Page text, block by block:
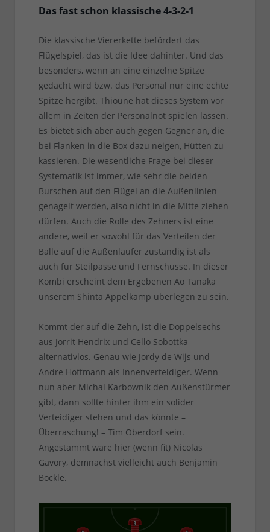
Das fast schon klassische 4-3-2-1
Die klassische Viererkette befördert das
Flügelspiel, das ist die Idee dahinter. Und das
besonders, wenn an eine einzelne Spitze
gedacht wird bzw. das Personal nur eine echte
Spitze hergibt. Thioune hat dieses System vor
allem in Zeiten der Personalnot spielen lassen.
Es bietet sich aber auch gegen Gegner an, die
bei Flanken in die Box dazu neigen, Hütten zu
kassieren. Die wesentliche Frage bei dieser
Systematik ist immer, wie sehr die beiden
Burschen auf den Flügel an die Außenlinien
genagelt werden, also nicht in die Mitte ziehen
dürfen. Auch die Rolle des Zehners ist eine
andere, weil er sowohl für das Verteilen der
Bälle auf die Außenläufer zuständig ist als
auch für Steilpässe und Fernschüsse. In dieser
Kombi erscheint dem Ergebenen Ao Tanaka
unserem Shinta Appelkamp überlegen zu sein.
Kommt der auf die Zehn, ist die Doppelsechs
aus Jorrit Hendrix und Cello Sobottka
alternativlos. Genau wie Jordy de Wijs und
Andre Hoffmann als Innenverteidiger. Wenn
nun aber Michal Karbownik den Außenstürmer
gibt, dann sollte hinter ihm ein solider
Verteidiger stehen und das könnte –
Überraschung! – Tim Oberdorf sein.
Angestammt wäre hier (wenn fit) Nicolas
Gavory, demnächst vielleicht auch Benjamin
Böckle.